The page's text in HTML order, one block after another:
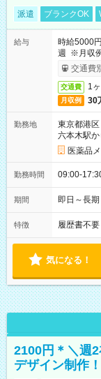
派遣 ブランクOK
給与
時給5000
週 ※月収
ービス利
交通費
交通費 1
月収例 30
勤務地
東京都港区
六本木駅
医薬品
勤務時間 09:00-
期間 即日～長期
特徴 履歴書不要
気になる！
2100円＊＼週
デザイン制作